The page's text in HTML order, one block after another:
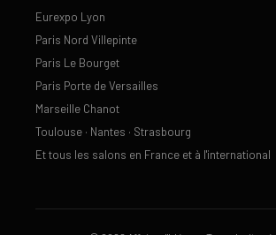
Eurexpo Lyon
Paris Nord Villepinte
Paris Le Bourget
Paris Porte de Versailles
Marseille Chanot
Toulouse · Nantes · Strasbourg
Et tous les salons en France et à l'international